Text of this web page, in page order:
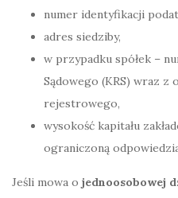
numer identyfikacji
adres siedziby,
w przypadku spółek –
Sądowego (KRS) wraz z
rejestrowego,
wysokość kapitału
ograniczoną
Jeśli mowa o jednoosobowej